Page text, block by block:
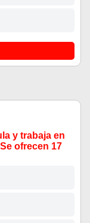
y trabaja en
ofrecen 17